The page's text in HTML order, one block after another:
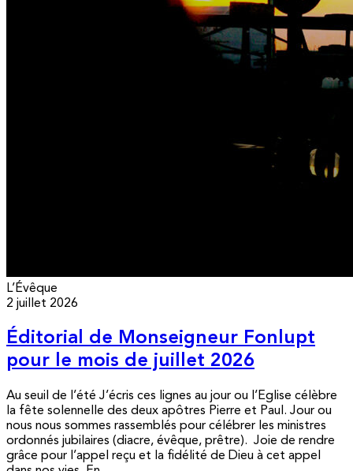
L’Évêque
2 juillet 2026
Éditorial de Monseigneur Fonlupt
pour le mois de juillet 2026
Au seuil de l’été J’écris ces lignes au jour ou l’Eglise célèbre
la fête solennelle des deux apôtres Pierre et Paul. Jour ou
nous nous sommes rassemblés pour célébrer les ministres
ordonnés jubilaires (diacre, évêque, prêtre). Joie de rendre
grâce pour l’appel reçu et la fidélité de Dieu à cet appel